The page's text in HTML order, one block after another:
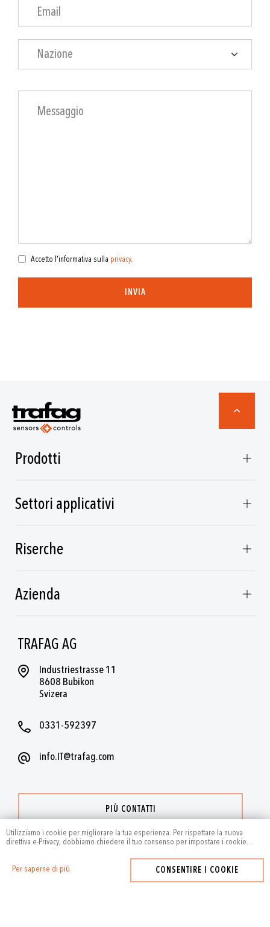
Utilizziamo i cookie per migliorare la tua esperienza. Per rispettare la nuova
direttiva e-Privacy, dobbiamo chiedere il tuo consenso per impostare i cookie.
Per saperne di più
.
CONSENTIRE I COOKIE
Nazione
Accetto l'informativa sulla privacy.
INVIA
TRAFAG AG
Industriestrasse 11
8608 Bubikon
Svizera
0331-592397
info.IT@trafag.com
PIÙ CONTATTI
Prodotti
Settori applicativi
Riserche
Azienda